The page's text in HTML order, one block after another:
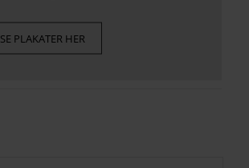
SE PLAKATER HER